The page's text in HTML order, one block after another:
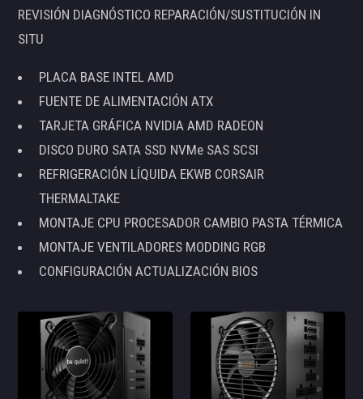
REVISIÓN DIAGNÓSTICO REPARACIÓN/SUSTITUCIÓN IN
SITU
PLACA BASE INTEL AMD
FUENTE DE ALIMENTACIÓN ATX
TARJETA GRÁFICA NVIDIA AMD RADEON
DISCO DURO SATA SSD NVMe SAS SCSI
REFRIGERACIÓN LÍQUIDA EKWB CORSAIR
THERMALTAKE
MONTAJE CPU PROCESADOR CAMBIO PASTA TÉRMICA
MONTAJE VENTILADORES MODDING RGB
CONFIGURACIÓN ACTUALIZACIÓN BIOS